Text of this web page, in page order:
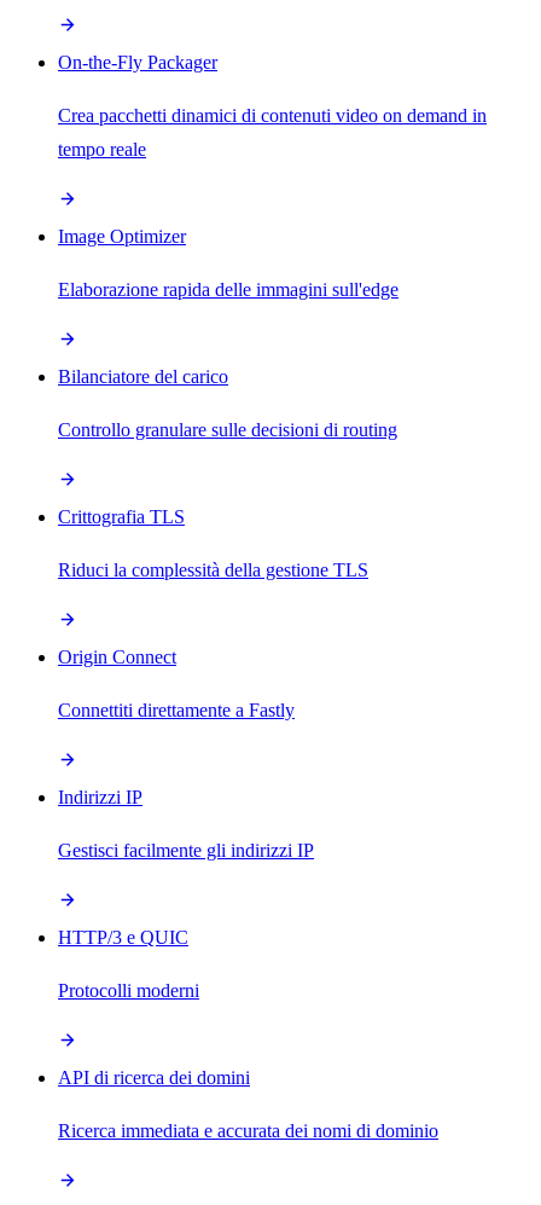
On-the-Fly Packager
Crea pacchetti dinamici di contenuti video on demand in
tempo reale
Image Optimizer
Elaborazione rapida delle immagini sull'edge
Bilanciatore del carico
Controllo granulare sulle decisioni di routing
Crittografia TLS
Riduci la complessità della gestione TLS
Origin Connect
Connettiti direttamente a Fastly
Indirizzi IP
Gestisci facilmente gli indirizzi IP
HTTP/3 e QUIC
Protocolli moderni
API di ricerca dei domini
Ricerca immediata e accurata dei nomi di dominio